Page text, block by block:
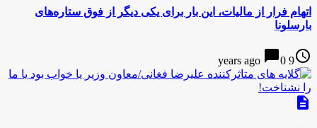
اتهام فرار از مالیات، این بار برای یکی دیگر از فوق ستاره‌های
بارسلونا
access_time
9 years ago
chat_bubble0
description